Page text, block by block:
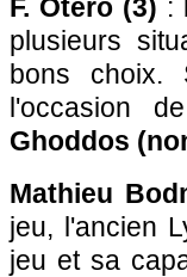
F. Otero (3) :
plusieurs
bons choix.
l'occasion
Ghoddos
Mathieu
jeu, l'ancien
jeu et sa